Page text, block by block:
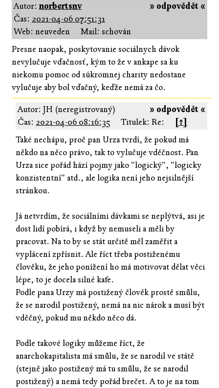
» odpovědět «
Autor:norbertsnv
Čas: 2021-04-06 07:51:31
Web: neuveden
Mail: schován
Presne naopak, poskytovanie sociálnych dávok
nevylučuje vďačnosť, kým to že v ankape sa ku
niekomu pomoc od súkromnej charity nedostane
vylučuje aby bol vďačný, keďže nemá za čo.
» odpovědět «
Autor: JH (neregistrovaný)
Čas: 2021-04-06 08:16:35 Titulek: Re:
[↑]
Také nechápu, proč pan Urza tvrdí, že pokud má
někdo na něco právo, tak to vylučuje vděčnost. Pan
Urza sice pořád hází pojmy jako "logický", "logicky
konzistentní" atd., ale logika není jeho nejsilnější
stránkou.
Já netvrdím, že sociálními dávkami se neplýtvá, asi je
dost lidí pobírá, i když by nemuseli a měli by
pracovat. Na to by se stát určitě měl zaměřit a
vyplácení zpřísnit. Ale říct třeba postiženému
člověku, že jeho ponížení ho má motivovat dělat věci
lépe, to je docela silné kafe.
Podle pana Urzy má postižený člověk prostě smůlu,
že se narodil postižený, nemá na nic nárok a musí být
vděčný, pokud mu někdo něco dá.
Podle takové logiky můžeme říct, že
anarchokapitalista má smůlu, že se narodil ve státě
(stejně jako postižený má tu smůlu, že se narodil
postižený) a nemá tedy pořád brečet. A to je na tom